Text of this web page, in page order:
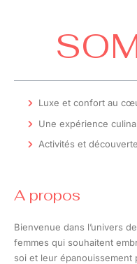
Luxe et confort au
Une expérience
Activités et
A propos
Bienvenue dans l’univers
femmes qui souhaitent
soi et leur épanouissement